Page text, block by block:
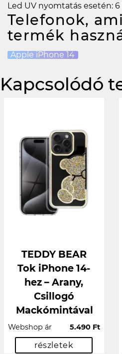
Led UV nyomtatás esetén:
Telefonok,
termék
Apple iPhone 14
Kapcsolódó
TEDDY BEAR
Tok iPhone 14-
hez – Arany,
Csillogó
Mackómintával
Webshop ár 5.490 Ft
részletek